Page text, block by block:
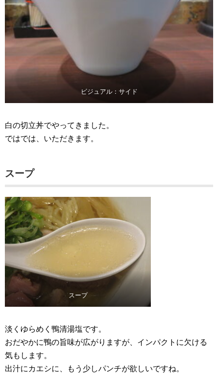
ビジュアル：サイド
白の切立丼でやってきました。
ではでは、いただきます。
スープ
スープ
淡くゆらめく鴨清湯塩です。
おだやかに鴨の旨味が広がりますが、インパクトに欠ける
気もします。
出汁にカエシに、もう少しパンチが欲しいですね。